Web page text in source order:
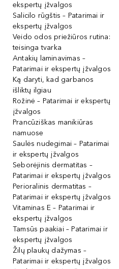
ekspertų įžvalgos
Salicilo rūgštis – Patarimai ir
ekspertų įžvalgos
Veido odos priežiūros rutina:
teisinga tvarka
Antakių laminavimas –
Patarimai ir ekspertų įžvalgos
Ką daryti, kad garbanos
išliktų ilgiau
Rožinė – Patarimai ir ekspertų
įžvalgos
Prancūziškas manikiūras
namuose
Saulės nudegimai – Patarimai
ir ekspertų įžvalgos
Seborėjinis dermatitas –
Patarimai ir ekspertų įžvalgos
Perioralinis dermatitas –
Patarimai ir ekspertų įžvalgos
Vitaminas E – Patarimai ir
ekspertų įžvalgos
Tamsūs paakiai – Patarimai ir
ekspertų įžvalgos
Žilų plaukų dažymas –
Patarimai ir ekspertų įžvalgos